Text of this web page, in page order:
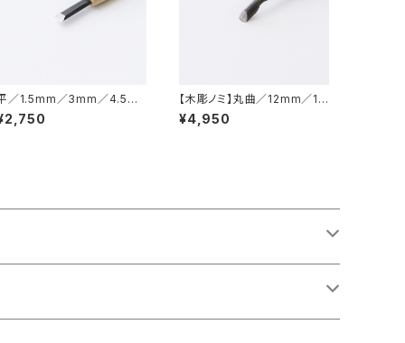
／1.5mm／3mm／4.5m
／6mm／7.5mm／9mm
10.5mm／12mm／15mm
【木彫ノミ】丸曲／12mm／15
mm
¥4,950